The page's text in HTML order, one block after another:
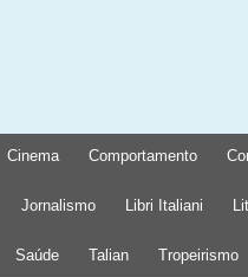
Cinema Comportamento
Jornalismo Libri Italiani
Saúde Talian Tropeirismo